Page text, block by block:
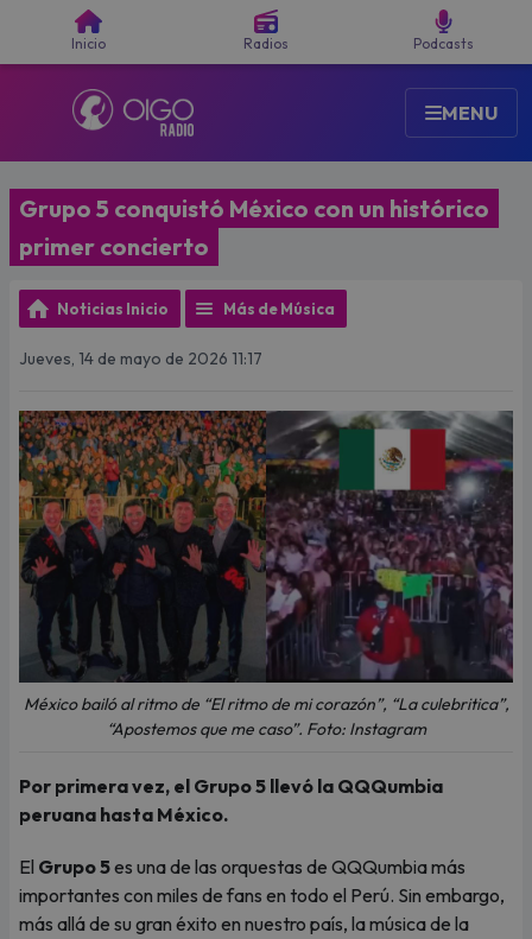
Inicio Radios Podcasts
MENU
Grupo 5 conquistó México con un histórico
primer concierto
Noticias Inicio Más de Música
Jueves, 14 de mayo de 2026 11:17
México bailó al ritmo de “El ritmo de mi corazón”, “La culebritica”,
“Apostemos que me caso”. Foto: Instagram
Por primera vez, el Grupo 5 llevó la QQQumbia
peruana hasta México.
El Grupo 5es una de las orquestas de QQQumbia más
importantes con miles de fans en todo el Perú. Sin embargo,
más allá de su gran éxito en nuestro país, la música de la